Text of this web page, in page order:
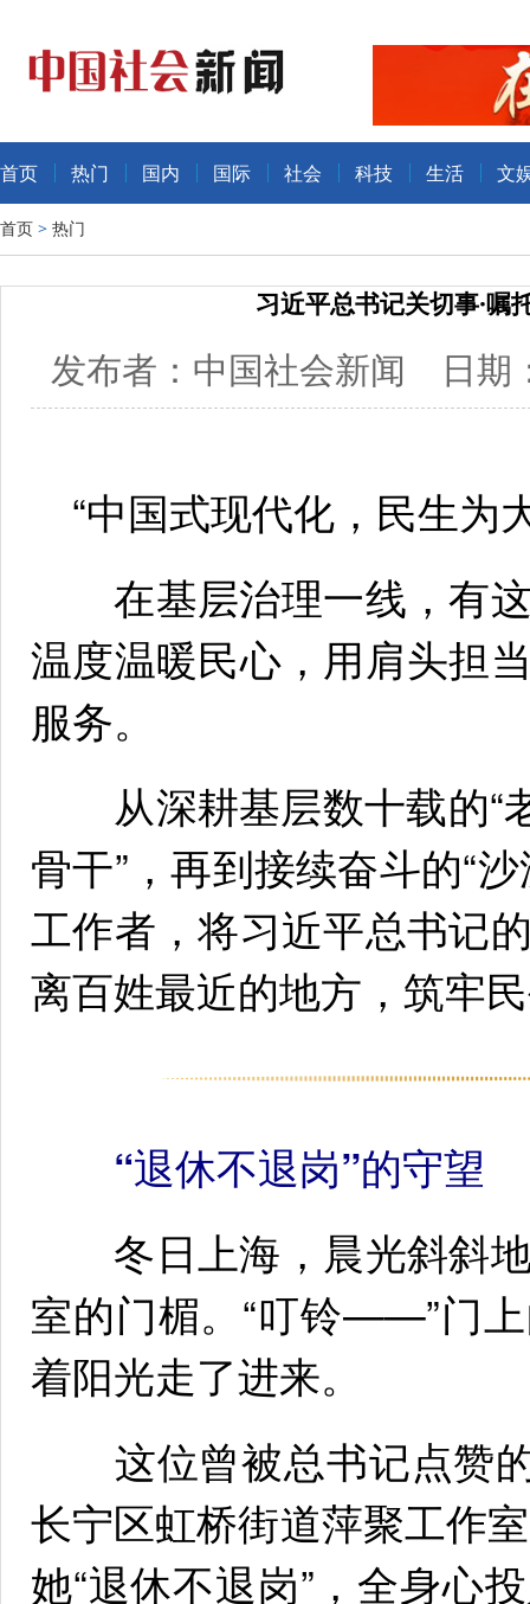
首页 热门 国内 国际 社会 科技 生活 文
首页 > 热门
习近平总书记关切事·嘱
发布者：中国社会新闻 日
“中国式现代化，民生为
在基层治理一线，有这
温度温暖民心，用肩头担
服务。
从深耕基层数十载的“
骨干”，再到接续奋斗的“
工作者，将习近平总书记
离百姓最近的地方，筑牢
“退休不退岗”的守望
冬日上海，晨光斜斜地
室的门楣。“叮铃——”门
着阳光走了进来。
这位曾被总书记点赞的
长宁区虹桥街道萍聚工作
她“退休不退岗”，全身心